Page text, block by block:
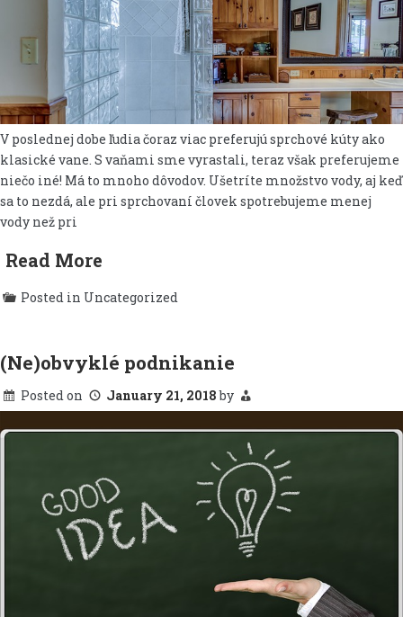
V poslednej dobe ľudia čoraz viac preferujú sprchové kúty ako
klasické vane. S vaňami sme vyrastali, teraz však preferujeme
niečo iné! Má to mnoho dôvodov. Ušetríte množstvo vody, aj keď
sa to nezdá, ale pri sprchovaní človek spotrebujeme menej
vody než pri
Read More
Posted in Uncategorized
(Ne)obvyklé podnikanie
Posted on January 21, 2018by